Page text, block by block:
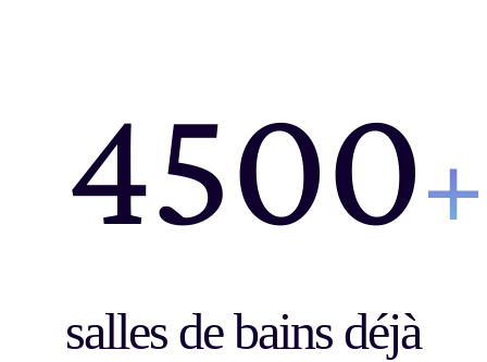
4500+
salles de bains déjà